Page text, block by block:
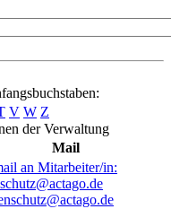
V W Z
der Verwaltung
Mail